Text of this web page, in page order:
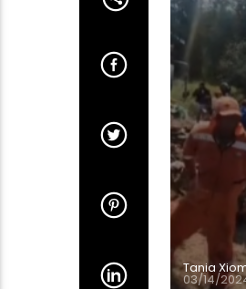
Tania
03/14/